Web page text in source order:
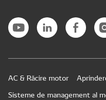
AC & Răcire motor
Sisteme de management al